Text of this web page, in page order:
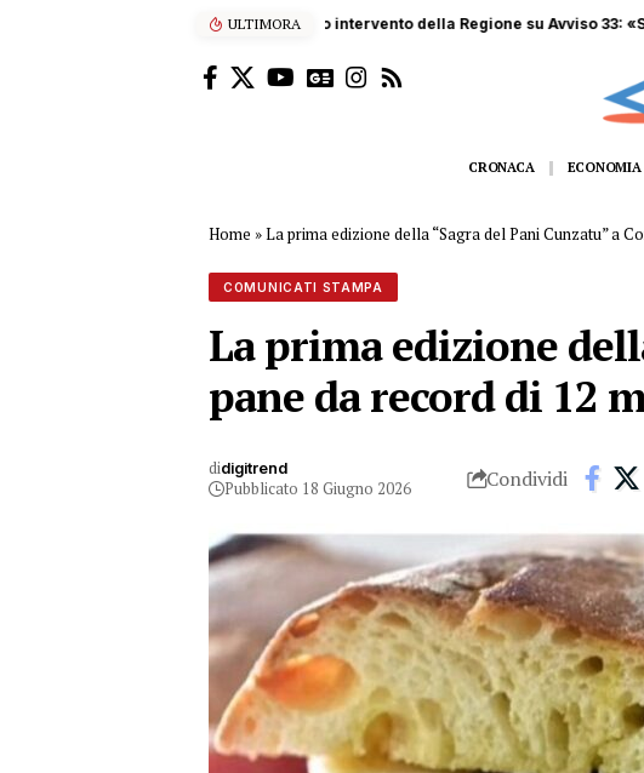
ULTIMORA Blitz della Finanza a Palermo,
CRONACA ECONOMIA
Home »La prima edizione della “Sagra del Pani Cunzatu” a
COMUNICATI STAMPA
La prima edizione
pane da record di 12
didigitrend
Pubblicato 18 Giugno 2026 Condividi